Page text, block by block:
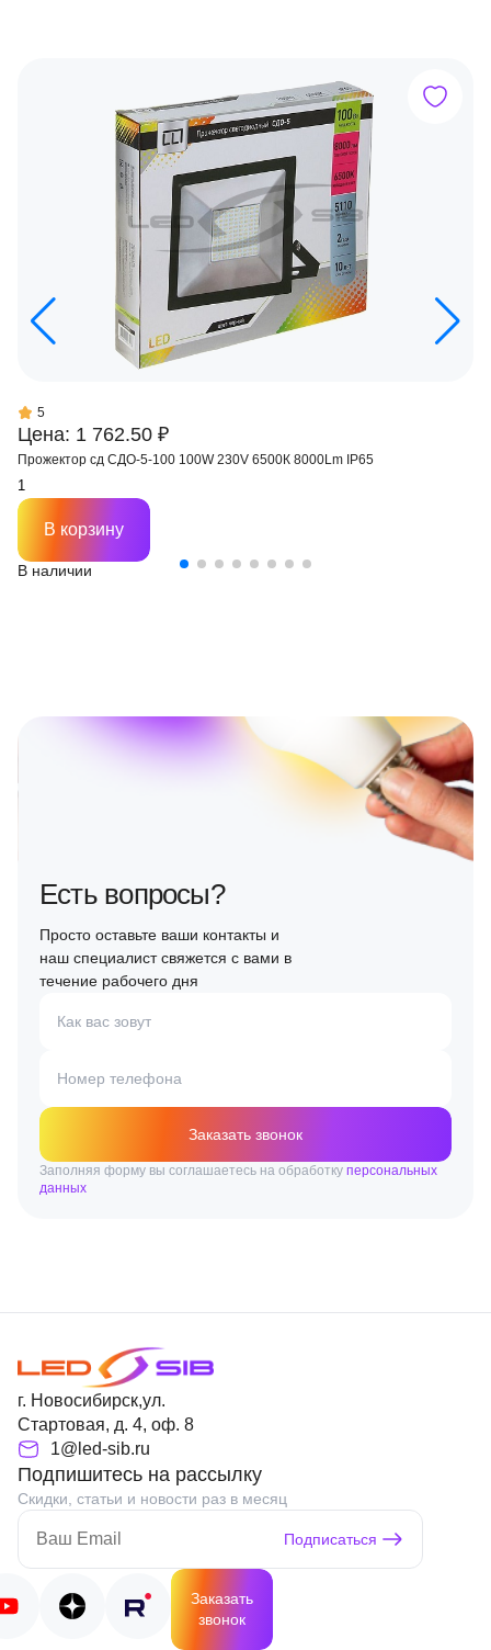
Цена: 1 762.50 ₽
5
Прожектор сд СДО-5-100 100W 230V 6500К 8000Lm IP65
В наличии
В корзину
Есть вопросы?
Просто оставьте ваши контакты и
наш специалист свяжется с вами в
течение рабочего дня
Как вас зовут
Номер телефона
Заказать звонок
Заполняя форму вы соглашаетесь на обработку персональных
данных
г. Новосибирск,ул.
Стартовая, д. 4, оф. 8
1@led-sib.ru
Подпишитесь на рассылку
Скидки, статьи и новости раз в месяц
Подписаться
Заказать
звонок